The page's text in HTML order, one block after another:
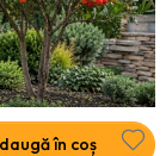
în coș